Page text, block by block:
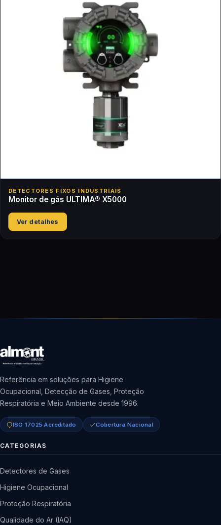
DETECTORES FIXOS INDUSTRIAIS
Monitor de gás ULTIMA® X5000
Ver detalhes
Referência em soluções para Higiene
Ocupacional, Detecção de Gases, Proteção
Respiratória e Meio Ambiente desde 1996.
ISO 17025 Acreditado Cobertura Nacional
CATEGORIAS
Detectores de Gases
Higiene Ocupacional
Proteção Respiratória
Qualidade do Ar (IAQ)